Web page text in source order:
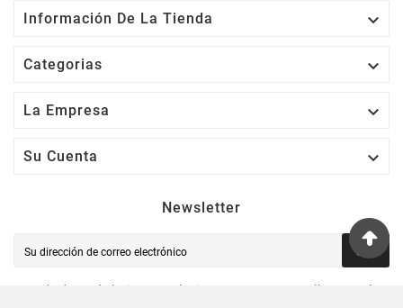
Información De La Tienda 
Categorias 
La Empresa 
Su Cuenta 
Newsletter
OK
Puede darse de baja en cualquier momento. Para ello, consulte